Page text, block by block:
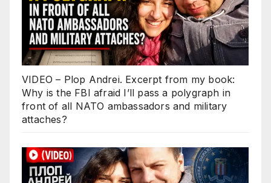
VIDEO – Plop Andrei. Excerpt from my book:
Why is the FBI afraid I’ll pass a polygraph in
front of all NATO ambassadors and military
attaches?